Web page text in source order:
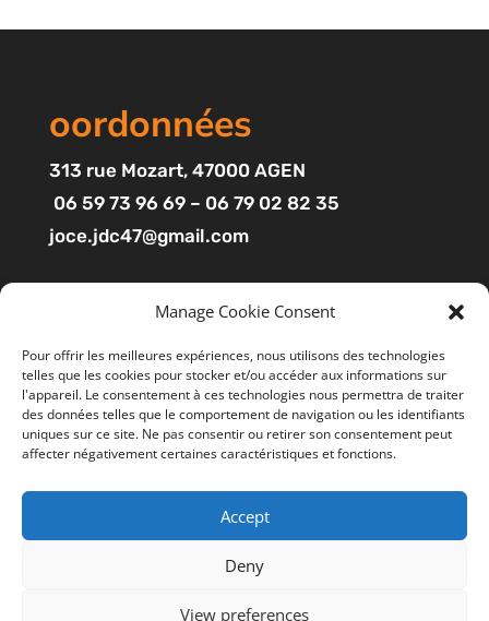
Manage Cookie Consent
Pour offrir les meilleures expériences, nous utilisons des technologies
telles que les cookies pour stocker et/ou accéder aux informations sur
l'appareil. Le consentement à ces technologies nous permettra de traiter
des données telles que le comportement de navigation ou les identifiants
uniques sur ce site. Ne pas consentir ou retirer son consentement peut
affecter négativement certaines caractéristiques et fonctions.
Accept
Deny
View preferences
oordonnées
313 rue Mozart, 47000 AGEN
06 59 73 96 69 – 06 79 02 82 35
joce.jdc47@gmail.com
Boutique
Mon compte
Contact
Liens utiles
Ce site utilise des cookies pour améliorer votre
expérience. En cliquant sur “ACCEPTER”, vous consentez à
l'utilisation de tous les cookies. Vous pouvez suivre le lien